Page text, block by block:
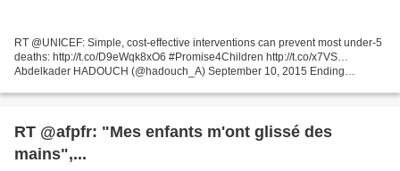
RT @UNICEF: Simple, cost-effective interventions can prevent most under-5
deaths: http://t.co/D9eWqk8xO6 #Promise4Children http://t.co/x7VS…
Abdelkader HADOUCH (@hadouch_A) September 10, 2015 Ending
RT @afpfr: "Mes enfants m'ont glissé des
mains",...